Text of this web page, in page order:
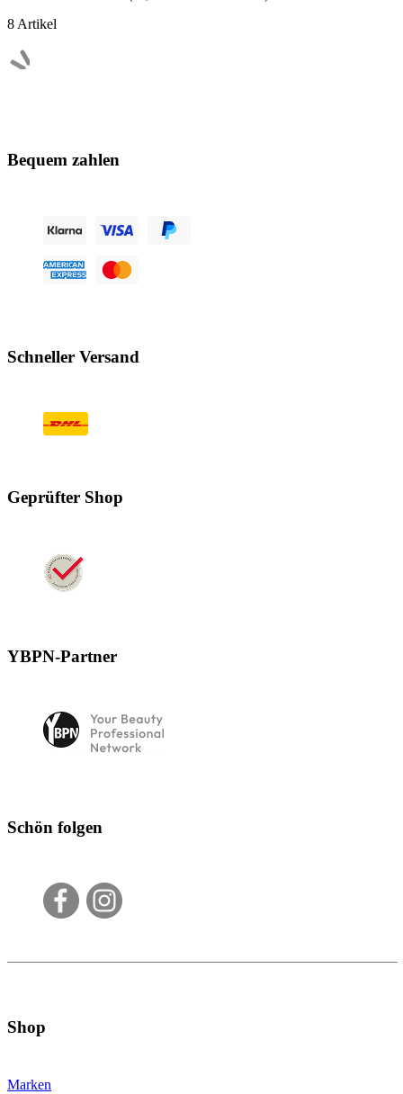
8 Artikel
Bequem zahlen
Schneller Versand
Geprüfter Shop
YBPN-Partner
Schön folgen
Shop
Marken